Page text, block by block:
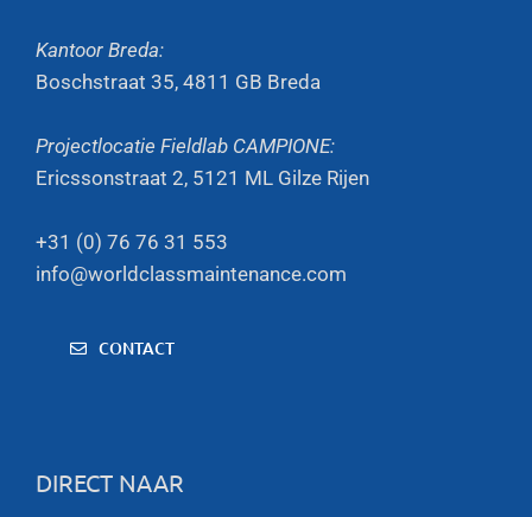
Kantoor Breda:
Boschstraat 35, 4811 GB Breda
Projectlocatie Fieldlab CAMPIONE:
Ericssonstraat 2, 5121 ML Gilze Rijen
+31 (0) 76 76 31 553
info@worldclassmaintenance.com
CONTACT
DIRECT NAAR